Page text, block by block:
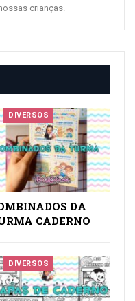
crianças.
DIVERSOS
DA
CADERNO
DIVERSOS